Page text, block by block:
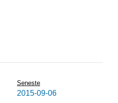
Seneste
2015-09-06